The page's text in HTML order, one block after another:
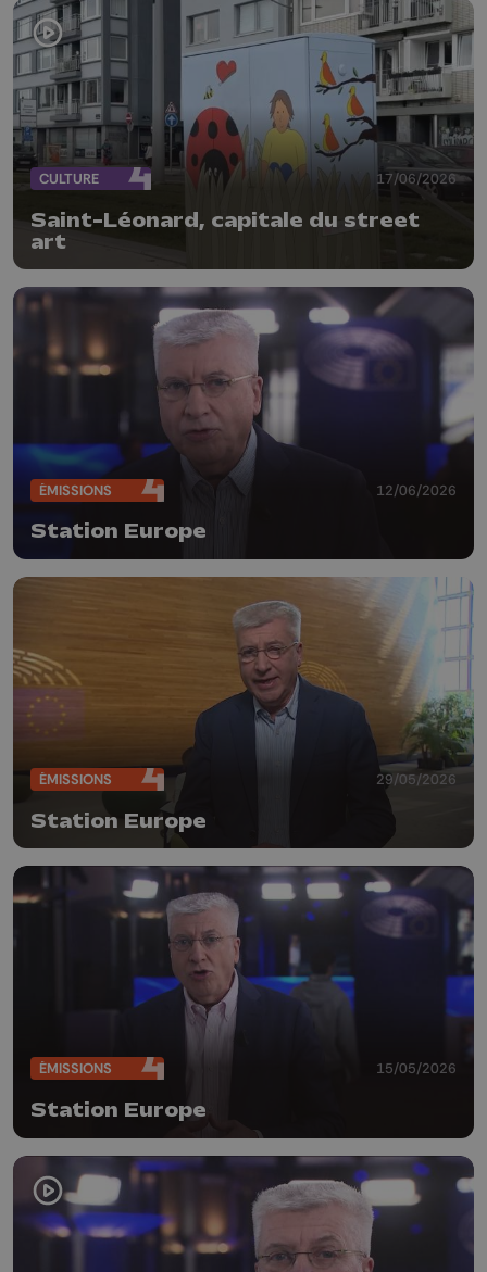
CULTURE 17/06/2026
Saint-Léonard, capitale du street
art
ÉMISSIONS 12/06/2026
Station Europe
ÉMISSIONS 29/05/2026
Station Europe
ÉMISSIONS 15/05/2026
Station Europe